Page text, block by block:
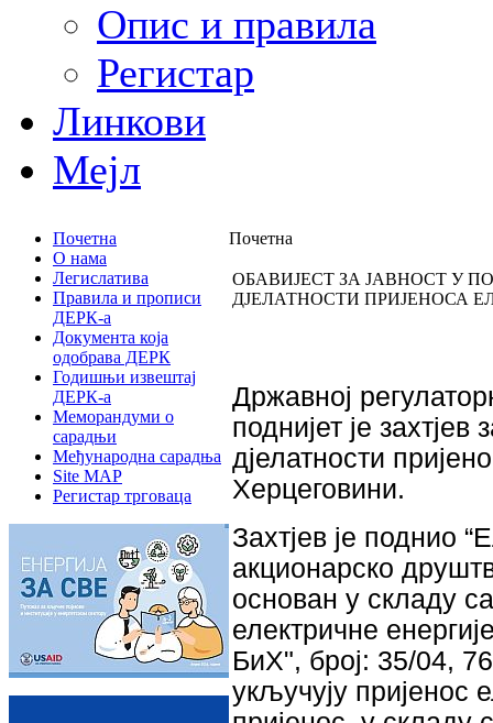
Опис и правила
Регистар
Линкови
Мејл
Почетна
О нама
Легислатива
Правила и прописи
ДЕРК-а
Документа која
одобрава ДЕРК
Годишњи извештај
ДЕРК-а
Меморандуми о
сарадњи
Међународна сарадња
Site MAP
Регистар трговаца
Почетна
ОБАВИЈЕСТ ЗА ЈАВНОСТ У
ДЈЕЛАТНОСТИ ПРИЈЕНОСА
Државној
поднијет је
дјелатности
Херцеговини.
Захтјев је поднио
акционарско
основан у складу
електричне
БиХ", број: 35/04,
укључују пријенос